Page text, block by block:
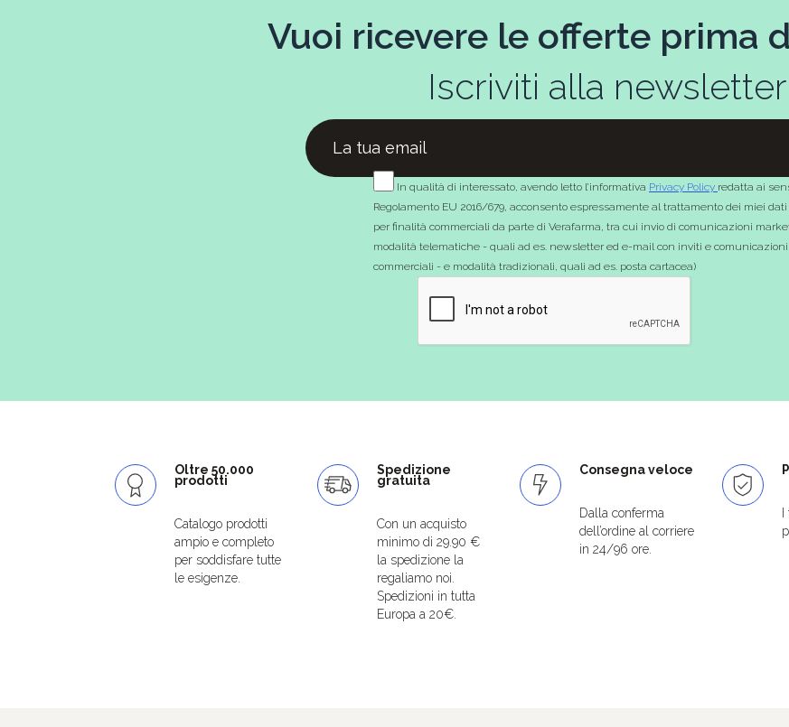
Vuoi ricevere le offerte prima
Iscriviti alla newsletter
In qualità di interessato, avendo letto l’informativa Privacy Policy redatta ai
Regolamento EU 2016/679, acconsento espressamente al trattamento dei miei
per finalità commerciali da parte di Verafarma, tra cui invio di comunicazioni
modalità telematiche - quali ad es. newsletter ed e-mail con inviti e comunicazioni
commerciali - e modalità tradizionali, quali ad es. posta cartacea)
Oltre 50.000
prodotti
Catalogo prodotti
ampio e completo
per soddisfare tutte
le esigenze.
Spedizione
gratuita
Con un acquisto
minimo di 29.90 €
la spedizione la
regaliamo noi.
Spedizioni in tutta
Europa a 20€.
Consegna veloce
Dalla conferma
dell’ordine al corriere
in 24/96 ore.